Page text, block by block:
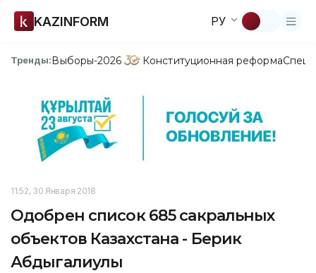
KAZINFORM РУ
Тренды:Выборы-2026 Конституционная реформа
11:52, 30 Января 2018
Одобрен список 685 сакральных
объектов Казахстана - Берик
Абдыгалиулы